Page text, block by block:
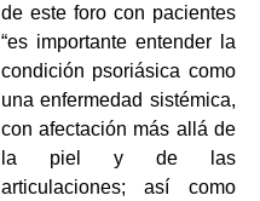
de este foro con pacientes
“es importante entender la
condición psoriásica como
una enfermedad sistémica,
con afectación más allá de
la piel y de las
articulaciones; así como